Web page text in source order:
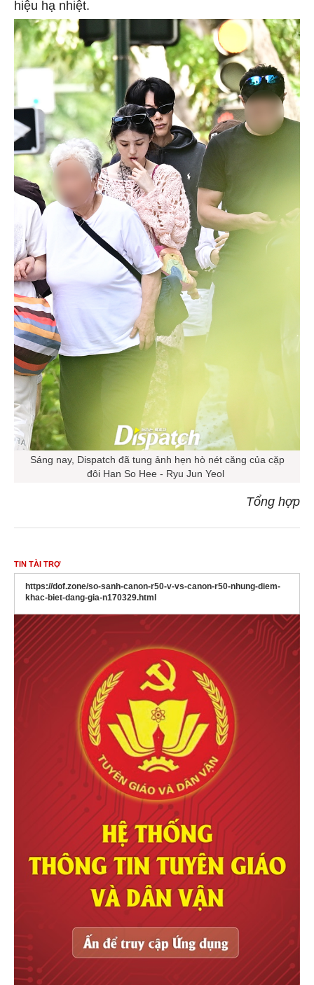
hiệu hạ nhiệt.
Sáng nay, Dispatch đã tung ảnh hẹn hò nét căng của cặp
đôi Han So Hee - Ryu Jun Yeol
Tổng hợp
TIN TÀI TRỢ
https://dof.zone/so-sanh-canon-r50-v-vs-canon-r50-nhung-diem-
khac-biet-dang-gia-n170329.html